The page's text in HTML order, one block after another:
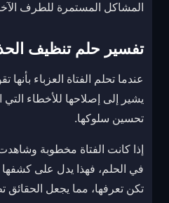
المشاكل المستمرة للطرف
تفسير حلم تنظيف
عندما تحلم الفتاة العزباء بأنها
يشير إلى إصلاحها للأخطاء التي
تحسين سلوكها.
إذا كانت الفتاة مخطوبة
في الحلم، فهذا يدل على كشفها
تكن تعرفها، مما يجعل الحقائق